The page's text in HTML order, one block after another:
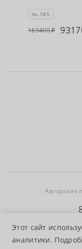
Этот сайт
аналитики.
Au 585
169400
Авторские